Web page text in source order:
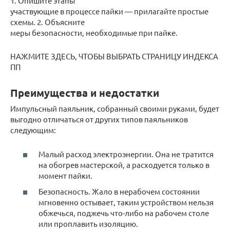
участвующие в процессе пайки — прилагайте простые
схемы. 2. Объясните
меры безопасности, необходимые при пайке.
НАЖМИТЕ ЗДЕСЬ, ЧТОБЫ ВЫБРАТЬ СТРАНИЦУ ИНДЕКСА
ПП
Преимущества и недостатки
Импульсный паяльник, собранный своими руками, будет
выгодно отличаться от других типов паяльников
следующим:
Малый расход электроэнергии. Она не тратится
на обогрев мастерской, а расходуется только в
момент пайки.
Безопасность. Жало в нерабочем состоянии
мгновенно остывает, таким устройством нельзя
обжечься, поджечь что-либо на рабочем столе
или проплавить изоляцию.